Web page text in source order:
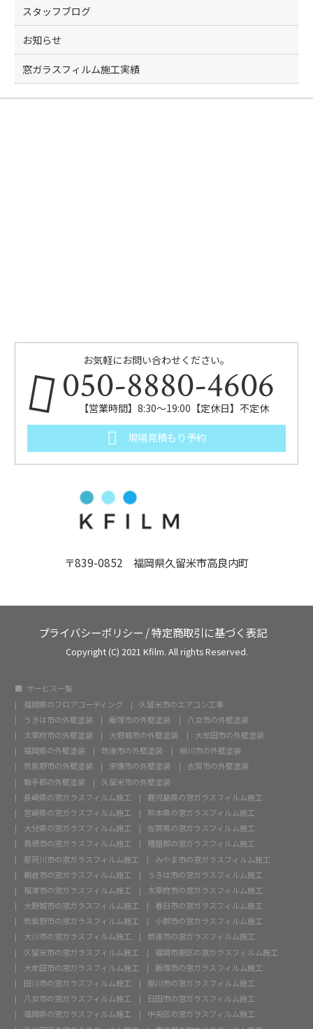
スタッフブログ
お知らせ
窓ガラスフィルム施工実績
お気軽にお問い合わせください。
050-8880-4606
【営業時間】8:30～19:00【定休日】不定休
現場見積もり予約
〒839-0852 福岡県久留米市高良内町
プライバシーポリシー /特定商取引に基づく表記
Copyright (C) 2021 Kfilm. All rights Reserved.
サービス一覧
福岡県のフロアコーティング
久留米市のエアコン工事
うきは市の外壁塗装
飯塚市の外壁塗装
八女市の外壁塗装
太宰府市の外壁塗装
大野城市の外壁塗装
大牟田市の外壁塗装
福岡県の外壁塗装
筑後市の外壁塗装
柳川市の外壁塗装
筑紫野市の外壁塗装
宗像市の外壁塗装
古賀市の外壁塗装
鞍手郡の外壁塗装
久留米市の外壁塗装
長崎県の窓ガラスフィルム施工
鹿児島県の窓ガラスフィルム施工
宮崎県の窓ガラスフィルム施工
熊本県の窓ガラスフィルム施工
大分県の窓ガラスフィルム施工
佐賀県の窓ガラスフィルム施工
鳥栖市の窓ガラスフィルム施工
糟屋郡の窓ガラスフィルム施工
那珂川市の窓ガラスフィルム施工
みやま市の窓ガラスフィルム施工
朝倉市の窓ガラスフィルム施工
うきは市の窓ガラスフィルム施工
福津市の窓ガラスフィルム施工
太宰府市の窓ガラスフィルム施工
大野城市の窓ガラスフィルム施工
春日市の窓ガラスフィルム施工
筑紫野市の窓ガラスフィルム施工
小郡市の窓ガラスフィルム施工
大川市の窓ガラスフィルム施工
筑後市の窓ガラスフィルム施工
久留米市の窓ガラスフィルム施工
福岡市東区の窓ガラスフィルム施工
大牟田市の窓ガラスフィルム施工
飯塚市の窓ガラスフィルム施工
田川市の窓ガラスフィルム施工
柳川市の窓ガラスフィルム施工
八女市の窓ガラスフィルム施工
日田市の窓ガラスフィルム施工
福岡県の窓ガラスフィルム施工
中央区の窓ガラスフィルム施工